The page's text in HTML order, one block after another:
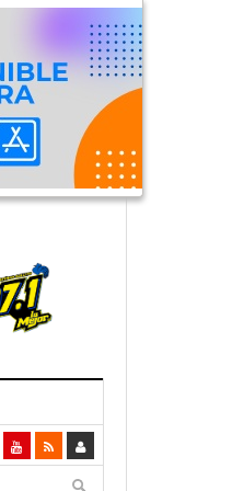
Contraloría Ciudadana’